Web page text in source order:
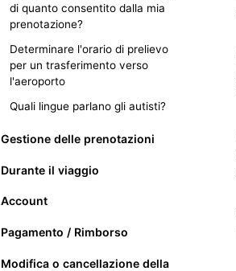
di quanto consentito dalla mia
prenotazione?
Determinare l'orario di prelievo
per un trasferimento verso
l'aeroporto
Quali lingue parlano gli autisti?
Gestione delle prenotazioni
Durante il viaggio
Account
Pagamento / Rimborso
Modifica o cancellazione della